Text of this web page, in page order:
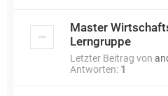
Master
Lerngruppe
Letzter Beitrag von
Antworten: 1